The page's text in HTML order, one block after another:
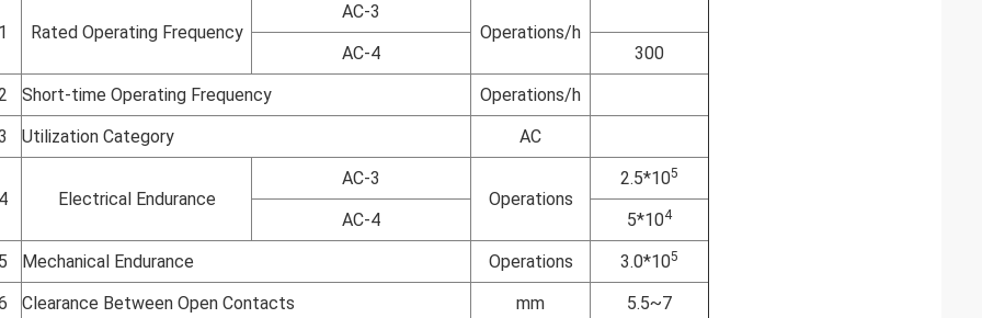
Rated Operating Frequency
AC-3
Operations/h
AC-4
300
Short-time Operating Frequency
Operations/h
Utilization Category AC
Electrical Endurance
AC-3
Operations
2.5*105
AC-4 5*104
Mechanical Endurance Operations 3.0*105
Clearance Between Open Contacts mm
5.5~7